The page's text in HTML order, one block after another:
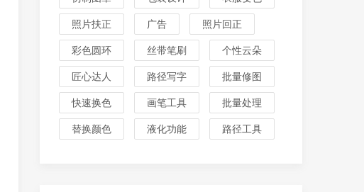
照片扶正 广告 照片回正
彩色圆环 丝带笔刷 个性云朵
匠心达人 路径写字 批量修图
快速换色 画笔工具 批量处理
替换颜色 液化功能 路径工具